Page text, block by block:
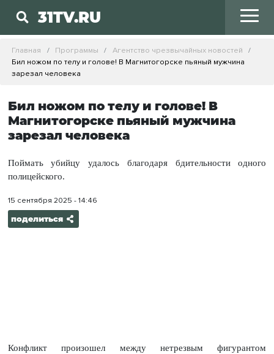
31TV.RU
Главная Программы
Агентство чрезвычайных новостей
Бил ножом по телу и голове! В Магнитогорске пьяный мужчина
зарезал человека
Бил ножом по телу и голове! В
Магнитогорске пьяный мужчина
зарезал человека
Поймать убийцу удалось благодаря бдительности одного
полицейского.
15 сентября 2025 - 14:46
поделиться
Конфликт произошел между нетрезвым фигурантом